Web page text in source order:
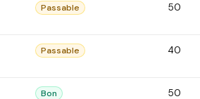
Passable 50
Passable 40
Bon 50